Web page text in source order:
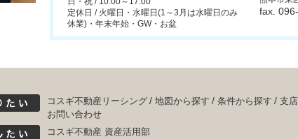
定休日 / 火曜日・水曜日(1～3月は水曜日のみ
休業)・年末年始・GW・お盆
fax.
コスギ不動産リーシング 地図から探す 条件から探す
支
お問い合わせ
コスギ不動産 資産活用部